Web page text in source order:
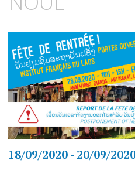
18/09/2020 - 20/09/